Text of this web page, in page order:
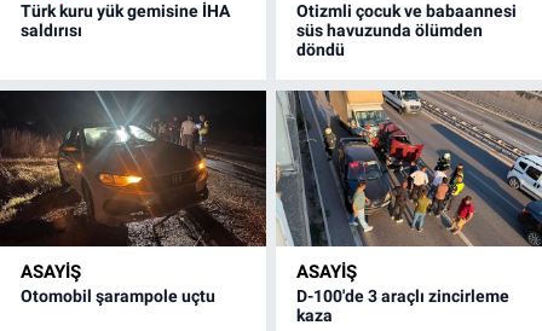
Türk kuru yük gemisine İHA
saldırısı
Otizmli çocuk ve babaannesi
süs havuzunda ölümden
döndü
ASAYİŞ
Otomobil şarampole uçtu
ASAYİŞ
D-100'de 3 araçlı zincirleme
kaza